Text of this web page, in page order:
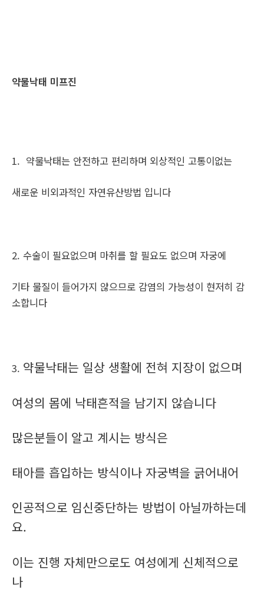
약물낙태 미프진
1. 약물낙태는 안전하고 편리하며 외상적인 고통이없는
새로운 비외과적인 자연유산방법 입니다
2. 수술이 필요없으며 마취를 할 필요도 없으며 자궁에
기타 물질이 들어가지 않으므로 감염의 가능성이 현저히 감
소합니다
3. 약물낙태는 일상 생활에 전혀 지장이 없으며
여성의 몸에 낙태흔적을 남기지 않습니다
많은분들이 알고 계시는 방식은
태아를 흡입하는 방식이나 자궁벽을 긁어내어
인공적으로 임신중단하는 방법이 아닐까하는데
요.
이는 진행 자체만으로도 여성에게 신체적으로
나